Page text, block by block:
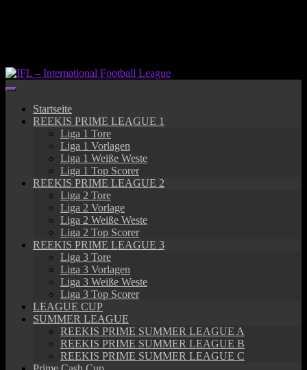
Startseite
REEKIS PRIME LEAGUE 1
Liga 1 Tore
Liga 1 Vorlagen
Liga 1 Weiße Weste
Liga 1 Top Scorer
REEKIS PRIME LEAGUE 2
Liga 2 Tore
Liga 2 Vorlage
Liga 2 Weiße Weste
Liga 2 Top Scorer
REEKIS PRIME LEAGUE 3
Liga 3 Tore
Liga 3 Vorlagen
Liga 3 Weiße Weste
Liga 3 Top Scorer
LEAGUE CUP
SUMMER LEAGUE
REEKIS PRIME SUMMER LEAGUE A
REEKIS PRIME SUMMER LEAGUE B
REEKIS PRIME SUMMER LEAGUE C